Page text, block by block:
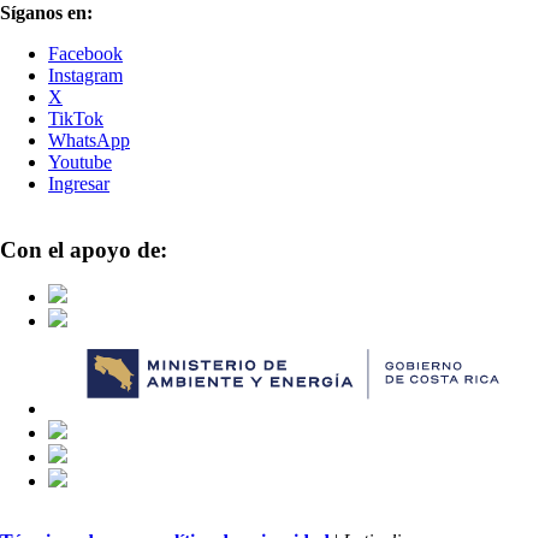
Síganos en:
Facebook
Instagram
X
TikTok
WhatsApp
Youtube
Ingresar
Con el apoyo de: